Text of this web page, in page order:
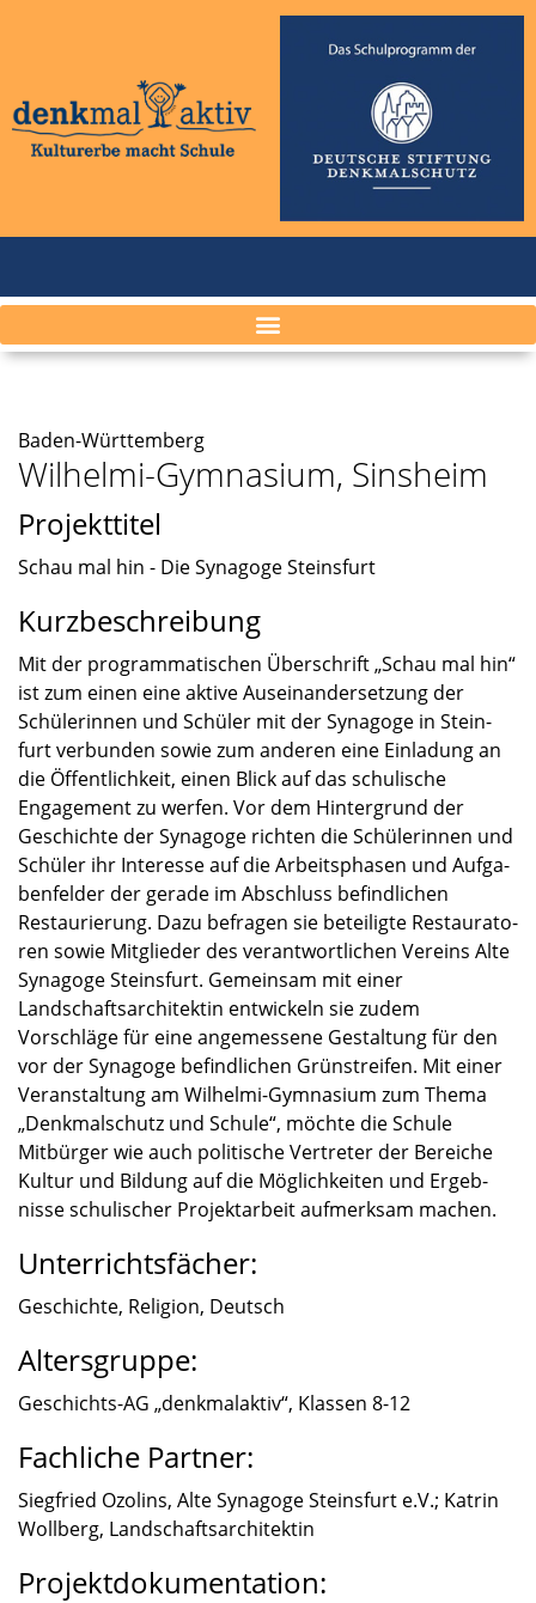
Baden-Württemberg
Wilhelmi-Gymnasium, Sinsheim
Projekttitel
Schau mal hin - Die Synagoge Steins­furt
Kurzbeschreibung
Mit der program­ma­ti­schen Überschrift „Schau mal hin“
ist zum einen eine aktive Ausein­an­der­set­zung der
Schüle­rin­nen und Schüler mit der Synagoge in Stein­
furt verbun­den sowie zum anderen eine Einla­dung an
die Öffent­lich­keit, einen Blick auf das schuli­sche
Engage­ment zu werfen. Vor dem Hinter­grund der
Geschichte der Synagoge richten die Schüle­rin­nen und
Schüler ihr Inter­esse auf die Arbeits­pha­sen und Aufga­
ben­fel­der der gerade im Abschluss befind­li­chen
Restau­rie­rung. Dazu befra­gen sie betei­ligte Restau­ra­to­
ren sowie Mitglie­der des verant­wort­li­chen Vereins Alte
Synagoge Steins­furt. Gemein­sam mit einer
Landschafts­ar­chi­tek­tin entwi­ckeln sie zudem
Vorschläge für eine angemes­sene Gestal­tung für den
vor der Synagoge befind­li­chen Grünstrei­fen. Mit einer
Veran­stal­tung am Wilhelmi-Gymnasium zum Thema
„Denkmal­schutz und Schule“, möchte die Schule
Mitbür­ger wie auch politi­sche Vertre­ter der Berei­che
Kultur und Bildung auf die Möglich­kei­ten und Ergeb­
nisse schuli­scher Projekt­ar­beit aufmerk­sam machen.
Unterrichtsfächer:
Geschichte, Religion, Deutsch
Altersgruppe:
Geschichts-AG „denkmal­ak­tiv“, Klassen 8-12
Fachliche Partner:
Siegfried Ozolins, Alte Synagoge Steins­furt e.V.; Katrin
Wollberg, Landschafts­ar­chi­tek­tin
Projektdokumentation: